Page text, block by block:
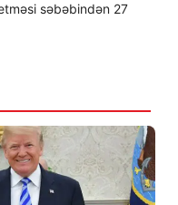
səbəbindən 27